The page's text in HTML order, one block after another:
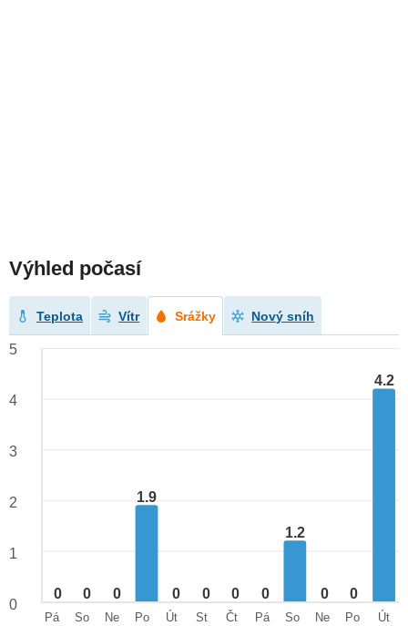
Výhled počasí
Teplota Vítr Srážky Nový sníh
0 0 0
1.9
0 0 0 0
1.2
0 0
4.2
5
4
3
2
1
0
Pá
So
Ne
Po
Út
St
Čt
Pá
So
Ne
Po
Út